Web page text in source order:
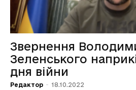
Звернення
Зеленського
дня війни
Редактор - 18.10.2022